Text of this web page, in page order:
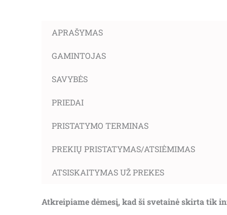
APRAŠYMAS
GAMINTOJAS
SAVYBĖS
PRIEDAI
PRISTATYMO TERMINAS
PREKIŲ PRISTATYMAS/ATSIĖMIMAS
ATSISKAITYMAS UŽ PREKES
Atkreipiame dėmesį, kad ši svetainė skirta tik